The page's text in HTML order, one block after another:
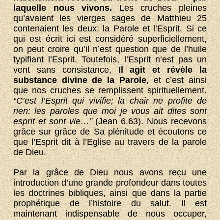
laquelle nous vivons.Les cruches pleines
qu’avaient les vierges sages de Matthieu 25
contenaient les deux: la Parole et l’Esprit. Si ce
qui est écrit ici est considéré superficiellement,
on peut croire qu’il n’est question que de l’huile
typifiant l’Esprit. Toutefois, l’Esprit n’est pas un
vent sans consistance,Il agit et révèle la
substance divine de la Parole, et c’est ainsi
que nos cruches se remplissent spirituellement.
“C’est l’Esprit qui vivifie; la chair ne profite de
rien: les paroles que moi je vous ait dites sont
esprit et sont vie…”(Jean 6.63). Nous recevons
grâce sur grâce de Sa plénitude et écoutons ce
que l’Esprit dit à l’Eglise au travers de la parole
de Dieu.
Par la grâce de Dieu nous avons reçu une
introduction d’une grande profondeur dans toutes
les doctrines bibliques, ainsi que dans la partie
prophétique de l’histoire du salut. Il est
maintenant indispensable de nous occuper,